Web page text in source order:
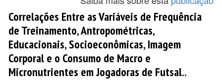
Correlações Entre as Variáveis de Frequência
de Treinamento, Antropométricas,
Educacionais, Socioeconômicas, Imagem
Corporal e o Consumo de Macro e
Micronutrientes em Jogadoras de Futsal..